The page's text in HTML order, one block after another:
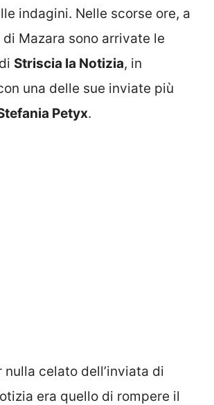
indagini. Nelle scorse ore, a
Mazara sono arrivate le
Striscia la Notizia, in
una delle sue inviate più
Petyx.
nulla celato dell’inviata di
era quello di rompere il